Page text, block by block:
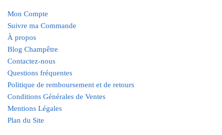
Mon Compte
Suivre ma Commande
À propos
Blog Champêtre
Contactez-nous
Questions fréquentes
Politique de remboursement et de retours
Conditions Générales de Ventes
Mentions Légales
Plan du Site